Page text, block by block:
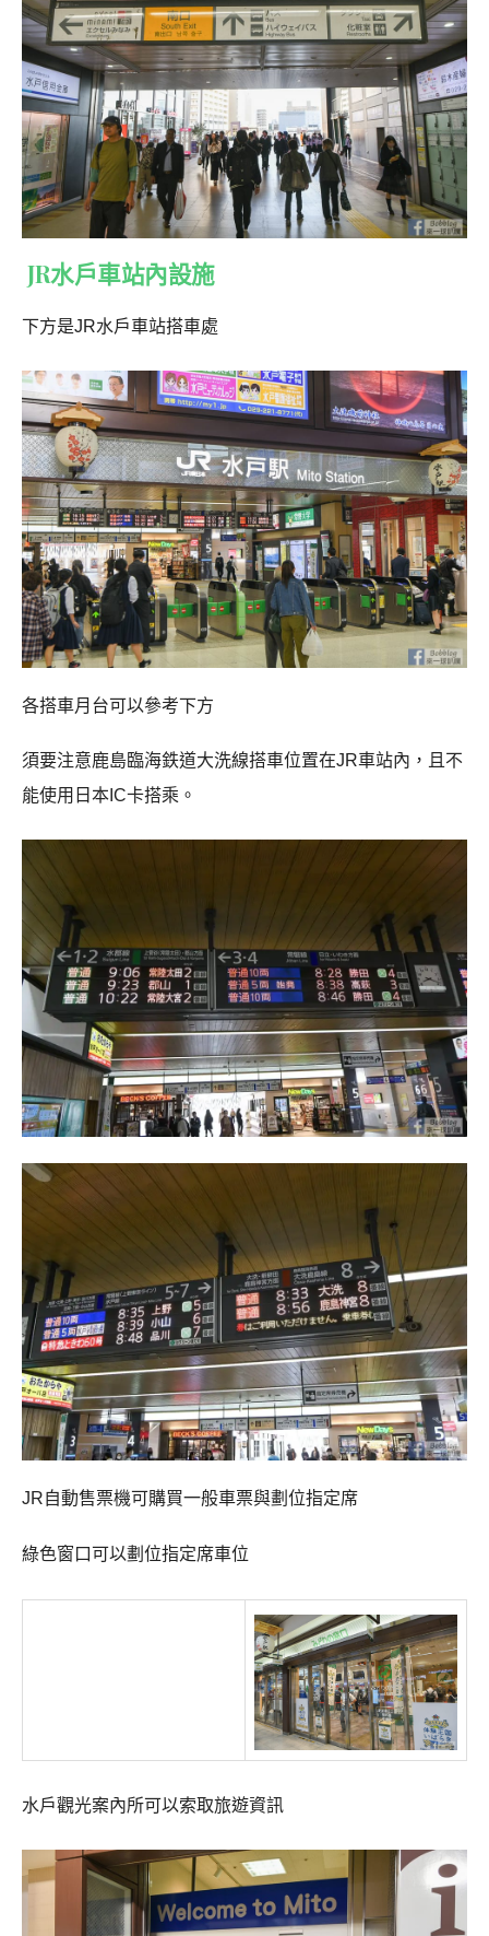
JR水戶車站內設施
下方是JR水戶車站搭車處
各搭車月台可以參考下方
須要注意鹿島臨海鉄道大洗線搭車位置在JR車站內，且不
能使用日本IC卡搭乘。
JR自動售票機可購買一般車票與劃位指定席
綠色窗口可以劃位指定席車位
水戶觀光案內所可以索取旅遊資訊